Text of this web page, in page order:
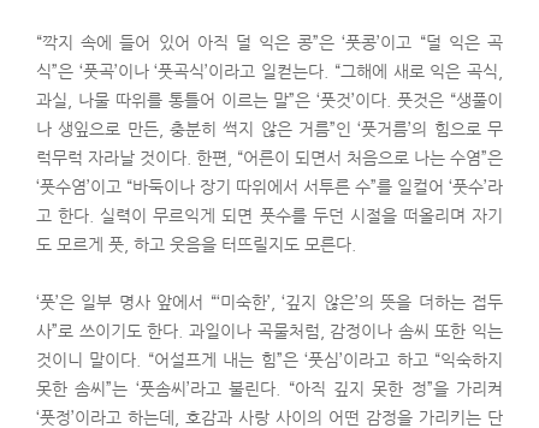
“깍지 속에 들어 있어 아직 덜 익은 콩”은 ‘풋콩’이고 “덜 익은 곡
식”은 ‘풋곡’이나 ‘풋곡식’이라고 일컫는다. “그해에 새로 익은 곡식,
과실, 나물 따위를 통틀어 이르는 말”은 ‘풋것’이다. 풋것은 “생풀이
나 생잎으로 만든, 충분히 썩지 않은 거름”인 ‘풋거름’의 힘으로 무
럭무럭 자라날 것이다. 한편, “어른이 되면서 처음으로 나는 수염”은
‘풋수염’이고 “바둑이나 장기 따위에서 서투른 수”를 일컬어 ‘풋수’라
고 한다. 실력이 무르익게 되면 풋수를 두던 시절을 떠올리며 자기
도 모르게 풋, 하고 웃음을 터뜨릴지도 모른다.
‘풋’은 일부 명사 앞에서 “‘미숙한’, ‘깊지 않은’의 뜻을 더하는 접두
사”로 쓰이기도 한다. 과일이나 곡물처럼, 감정이나 솜씨 또한 익는
것이니 말이다. “어설프게 내는 힘”은 ‘풋심’이라고 하고 “익숙하지
못한 솜씨”는 ‘풋솜씨’라고 불린다. “아직 깊지 못한 정”을 가리켜
‘풋정’이라고 하는데, 호감과 사랑 사이의 어떤 감정을 가리키는 단